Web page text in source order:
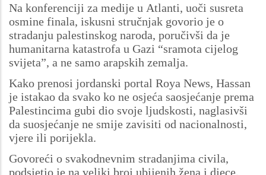
Na konferenciji za medije u Atlanti, uoči susreta
osmine finala, iskusni stručnjak govorio je o
stradanju palestinskog naroda, poručivši da je
humanitarna katastrofa u Gazi “sramota cijelog
svijeta”, a ne samo arapskih zemalja.
Kako prenosi jordanski portal Roya News, Hassan
je istakao da svako ko ne osjeća saosjećanje prema
Palestincima gubi dio svoje ljudskosti, naglasivši
da suosjećanje ne smije zavisiti od nacionalnosti,
vjere ili porijekla.
Govoreći o svakodnevnim stradanjima civila,
podsjetio je na veliki broj ubijenih žena i djece,